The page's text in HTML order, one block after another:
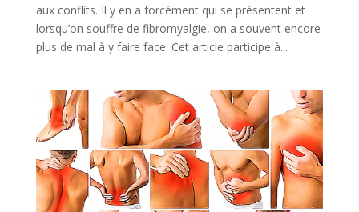
aux conflits. Il y en a forcément qui se présentent et
lorsqu’on souffre de fibromyalgie, on a souvent encore
plus de mal à y faire face. Cet article participe à...